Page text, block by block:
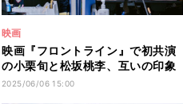
映画
映画『フロントライン』で初共演
の小栗旬と松坂桃李、互いの印象
を明かす
2025/06/06 15:00